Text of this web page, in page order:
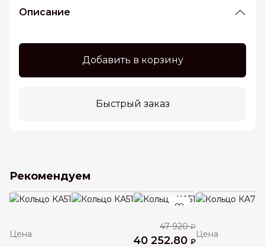
Описание
Добавить в корзину
Быстрый заказ
Рекомендуем
Цена
47 920₽
40 252.80 ₽
Цена